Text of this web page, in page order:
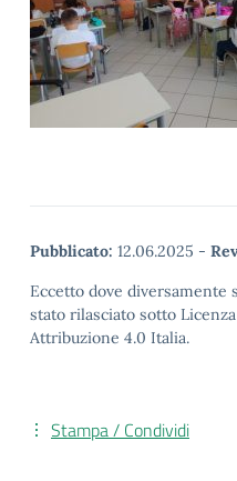
Pubblicato: 12.06.2025 -
Eccetto dove diversamente
stato rilasciato sotto
Attribuzione 4.0 Italia.
Stampa / Condividi